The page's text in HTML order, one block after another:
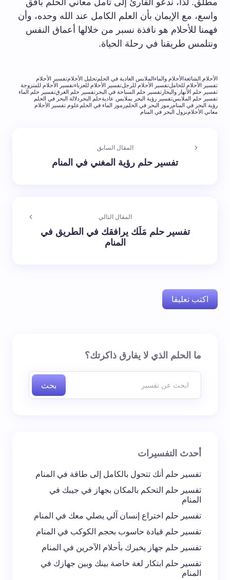
مطلق. لذا، ندعو القارئ إلى تأمل معاني الحلم بأفق
واسع، مع الإيمان بأن العلم الكامل عند الله وحده، وأن
فهمنا للأحلام هو نافذة نسبر من خلالها أعماق النفس
ونتلمس طريقنا في رحلة الحياة.
الأحلام الشائعةالأحلام والماءالملابس العادية في الحلمتحليل الأحلامتفسير الأحلام
تفسير الأحلام للحاملتفسير الأحلام للرجلتفسير الأحلام للعزباءتفسير الأحلام للمتزوجة
تفسير حلم الأنهار والبحار تفسير حلم السباحة في البحر تفسير حلم الغرقتفسير حلم الماء
تفسير حلم الملابستفسير رؤية البحر بملابس عاديةحلم البحر دلالة البحر في الحلم
رؤية البحر في المنامرموز البحر في الحلمرموز الماء في الحلم علوم تفسير الأحلام
معاني الأحلامنزول البحر في المنام
المقال السابق
تفسير حلم رؤية المغني في المنام
المقال التالي
تفسير حلم مَلَك يرافقك في الطريق في
المنام
اكتب تعليقا
لن يتم نشر عنوان بريدك الإلكتروني. الحقول الإلزامية مشار
احفظ اسمي والبريد الإلكتروني في هذا المتصفح
لاستخدامه في المرة المقبلة في تعليقي.
ما الحلم الذي لا يفارق ذاكرتك؟
بحث
أحدث التفسيرات
تفسير حلم أنك تتحول بالكامل إلى طاقة في المنام
تفسير حلم التحكم بالمكان بجهاز في جيبك في
المنام
تفسير حلم اختراع إنسان آلي يصلي معك في المنام
تفسير حلم قيادة حاسوب بحجم الكوكب في المنام
تفسير حلم جهاز يخبرك بأحلام الآخرين في المنام
تفسير حلم ابتكار لغة خاصة بينك وبين جهازك في
المنام